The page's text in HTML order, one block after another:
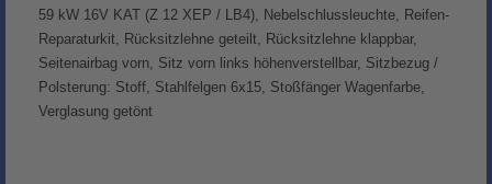
59 kW 16V KAT (Z 12 XEP / LB4), Nebelschlussleuchte, Reifen-
Reparaturkit, Rücksitzlehne geteilt, Rücksitzlehne klappbar,
Seitenairbag vorn, Sitz vorn links höhenverstellbar, Sitzbezug /
Polsterung: Stoff, Stahlfelgen 6x15, Stoßfänger Wagenfarbe,
Verglasung getönt